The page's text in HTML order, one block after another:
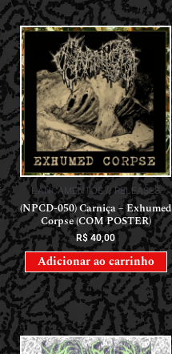
LANÇAMENTOS // RELEASES
(NPCD-050) Carniça – Exhumed
Corpse (COM POSTER)
R$40,00
Adicionar ao carrinho